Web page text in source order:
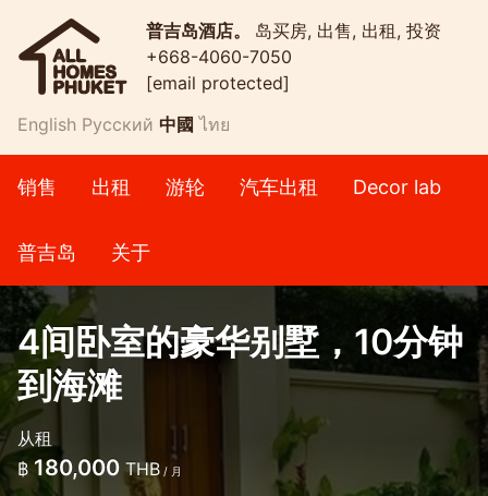
普吉岛酒店。 岛买房, 出售, 出租, 投资
+668-4060-7050
[email protected]
English Русский 中國 ไทย
销售 出租 游轮 汽车出租 Decor lab
普吉岛 关于
4间卧室的豪华别墅，10分钟
到海滩
从租
฿ 180,000THB / 月